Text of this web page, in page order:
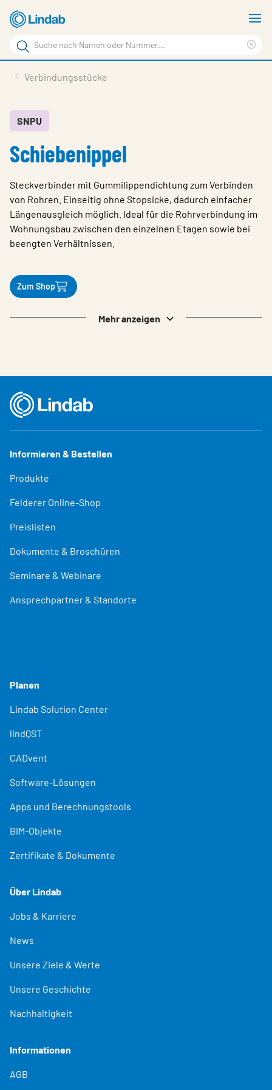
Zum
Hauptinhalt
springen
Suchbegriff
Seite
durchsuchen
Wissen & Service
Inspiration
Nachhaltigkeit
Kontakt
Wähle Sprache
Germany - Ventilation
Verbindungsstücke
SNPU
Schiebenippel
Steckverbinder mit Gummilippendichtung zum Verbinden
von Rohren. Einseitig ohne Stopsicke, dadurch einfacher
Längenausgleich möglich. Ideal für die Rohrverbindung im
Wohnungsbau zwischen den einzelnen Etagen sowie bei
beengten Verhältnissen.
Zum Shop
Mehr anzeigen
Informieren & Bestellen
Produkte
Felderer Online-Shop
Preislisten
Dokumente & Broschüren
Seminare & Webinare
Ansprechpartner & Standorte
Planen
Lindab Solution Center
lindQST
CADvent
Software-Lösungen
Apps und Berechnungstools
BIM-Objekte
Zertifikate & Dokumente
Über Lindab
Jobs & Karriere
News
Unsere Ziele & Werte
Unsere Geschichte
Nachhaltigkeit
Informationen
AGB